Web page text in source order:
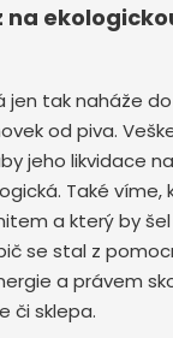
na
jen tak naháže
od piva.
jeho likvidace
Také víme,
a který by
se stal z
a právem
či sklepa.